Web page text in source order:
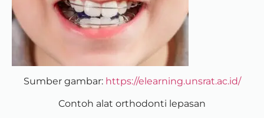
Sumber gambar: https://elearning.unsrat.ac.id/
Contoh alat orthodonti lepasan